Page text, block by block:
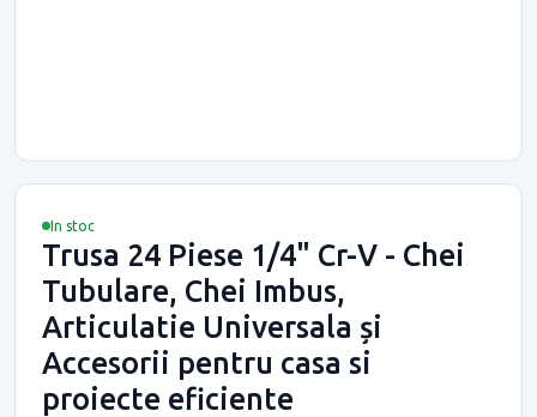
In stoc
Trusa 24 Piese 1/4" Cr-V - Chei
Tubulare, Chei Imbus,
Articulatie Universala și
Accesorii pentru casa si
proiecte eficiente